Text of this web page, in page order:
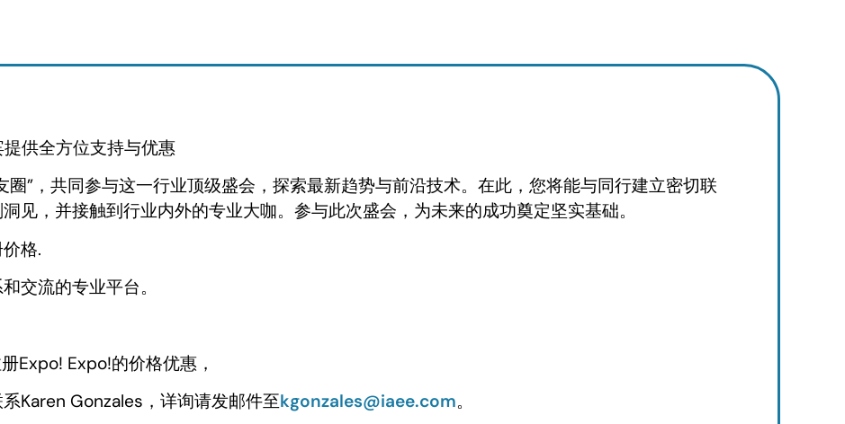
供全方位支持与优惠
圈”，共同参与这一行业顶级盛会，探索最新趋势与前沿技术。在此，您将能与同行建立密切联
见，并接触到行业内外的专业大咖。参与此次盛会，为未来的成功奠定坚实基础。
格.
交流的专业平台。
Expo! Expo!的价格优惠，
Karen Gonzales，详询请发邮件至kgonzales@iaee.com。